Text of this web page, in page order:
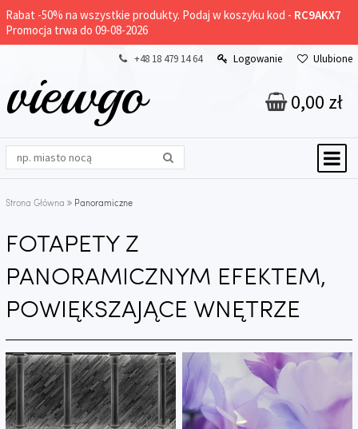
Rabat -50% na wszystkie produkty. Podaj w koszyku kod - RC9AKX7
Promocja trwa do 09-08-2026
+48 18 479 14 64 Logowanie Ulubione
viewgo 0,00 zł
Strona Główna Panoramiczne
FOTAPETY Z
PANORAMICZNYM EFEKTEM,
POWIĘKSZAJĄCE WNĘTRZE